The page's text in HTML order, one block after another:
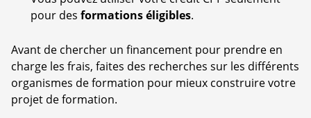
pour des formations éligibles.
Avant de chercher un financement pour prendre en
charge les frais, faites des recherches sur les différents
organismes de formation pour mieux construire votre
projet de formation.